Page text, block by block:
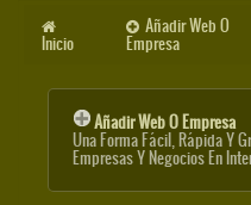
Inicio
Añadir Web O
Empresa
Añadir Web O Empresa
Una Forma Fácil, Rápida Y
Empresas Y Negocios En